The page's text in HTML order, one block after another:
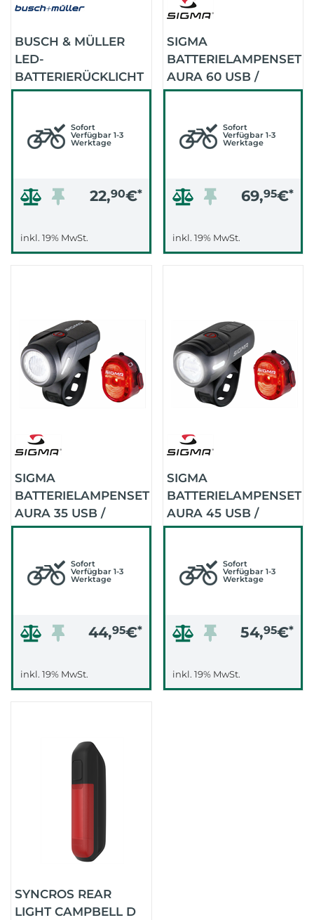
BUSCH & MÜLLER
LED-
BATTERIERÜCKLICHT
TOPLIGHT FLAT
Sofort
Verfügbar 1-3
Werktage
22,90€*
inkl. 19% MwSt.
SIGMA
BATTERIELAMPENSET
AURA 60 USB /
NUGGET II
Sofort
Verfügbar 1-3
Werktage
69,95€*
inkl. 19% MwSt.
SIGMA
BATTERIELAMPENSET
AURA 35 USB /
NUGGET II
Sofort
Verfügbar 1-3
Werktage
44,95€*
inkl. 19% MwSt.
SIGMA
BATTERIELAMPENSET
AURA 45 USB /
NUGGET II
Sofort
Verfügbar 1-3
Werktage
54,95€*
inkl. 19% MwSt.
SYNCROS REAR
LIGHT CAMPBELL D